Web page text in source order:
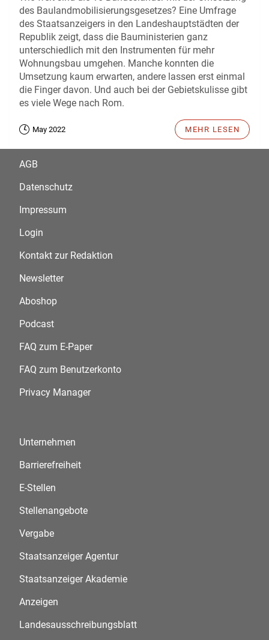
des Baulandmobilisierungsgesetzes? Eine Umfrage
des Staatsanzeigers in den Landeshauptstädten der
Republik zeigt, dass die Bauministerien ganz
unterschiedlich mit den Instrumenten für mehr
Wohnungsbau umgehen. Manche konnten die
Umsetzung kaum erwarten, andere lassen erst einmal
die Finger davon. Und auch bei der Gebietskulisse gibt
es viele Wege nach Rom.
May 2022 MEHR LESEN
AGB
Datenschutz
Impressum
Login
Kontakt zur Redaktion
Newsletter
Aboshop
Podcast
FAQ zum E-Paper
FAQ zum Benutzerkonto
Privacy Manager
Unternehmen
Barrierefreiheit
E-Stellen
Stellenangebote
Vergabe
Staatsanzeiger Agentur
Staatsanzeiger Akademie
Anzeigen
Landesausschreibungsblatt